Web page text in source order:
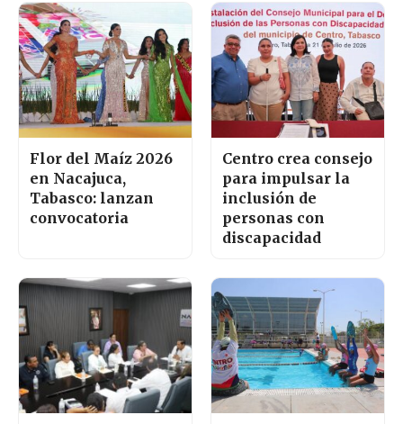
Flor del Maíz 2026
en Nacajuca,
Tabasco: lanzan
convocatoria
Centro crea consejo
para impulsar la
inclusión de
personas con
discapacidad